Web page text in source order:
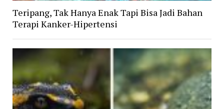
Teripang, Tak Hanya Enak Tapi Bisa Jadi Bahan
Terapi Kanker-Hipertensi